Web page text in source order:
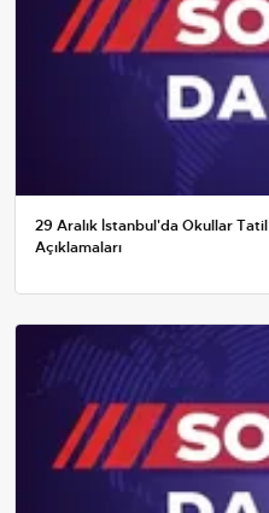
29 Aralık İstanbul'da Okullar
Açıklamaları